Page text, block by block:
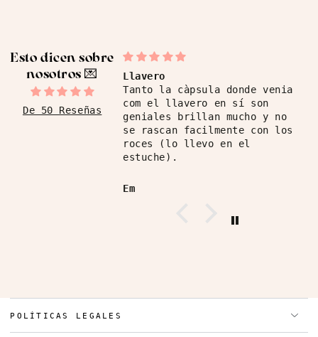
Esto dicen sobre
nosotros ​💌
De 50 Reseñas
Llavero
Tanto la càpsula donde venia
com el llavero en sí son
geniales brillan mucho y no
se rascan facilmente con los
roces (lo llevo en el
estuche).
Em
POLÍTICAS LEGALES